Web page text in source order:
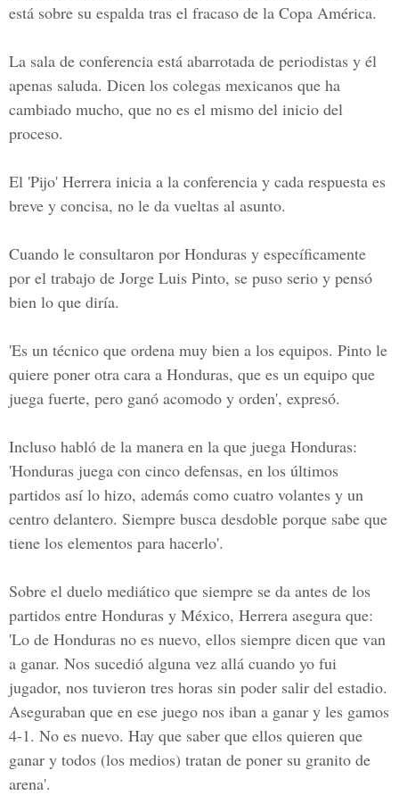
está sobre su espalda tras el fracaso de la Copa América.
La sala de conferencia está abarrotada de periodistas y él
apenas saluda. Dicen los colegas mexicanos que ha
cambiado mucho, que no es el mismo del inicio del
proceso.
El 'Pijo' Herrera inicia a la conferencia y cada respuesta es
breve y concisa, no le da vueltas al asunto.
Cuando le consultaron por Honduras y específicamente
por el trabajo de Jorge Luis Pinto, se puso serio y pensó
bien lo que diría.
'Es un técnico que ordena muy bien a los equipos. Pinto le
quiere poner otra cara a Honduras, que es un equipo que
juega fuerte, pero ganó acomodo y orden', expresó.
Incluso habló de la manera en la que juega Honduras:
'Honduras juega con cinco defensas, en los últimos
partidos así lo hizo, además como cuatro volantes y un
centro delantero. Siempre busca desdoble porque sabe que
tiene los elementos para hacerlo'.
Sobre el duelo mediático que siempre se da antes de los
partidos entre Honduras y México, Herrera asegura que:
'Lo de Honduras no es nuevo, ellos siempre dicen que van
a ganar. Nos sucedió alguna vez allá cuando yo fui
jugador, nos tuvieron tres horas sin poder salir del estadio.
Aseguraban que en ese juego nos iban a ganar y les gamos
4-1. No es nuevo. Hay que saber que ellos quieren que
ganar y todos (los medios) tratan de poner su granito de
arena'.